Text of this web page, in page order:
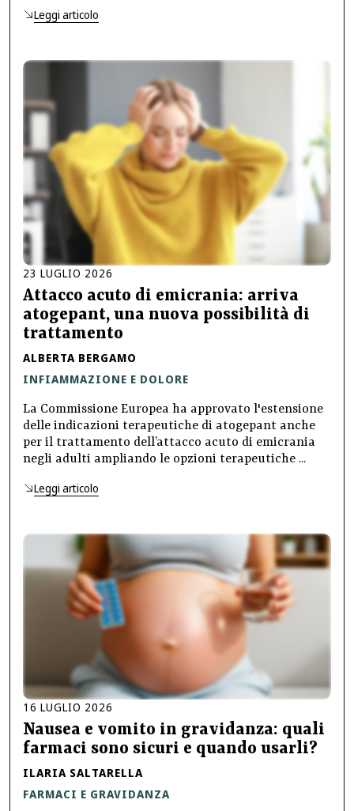
Leggi articolo
23 LUGLIO 2026
Attacco acuto di emicrania: arriva
atogepant, una nuova possibilità di
trattamento
ALBERTA BERGAMO
INFIAMMAZIONE E DOLORE
La Commissione Europea ha approvato l'estensione
delle indicazioni terapeutiche di atogepant anche
per il trattamento dell’attacco acuto di emicrania
negli adulti ampliando le opzioni terapeutiche ...
Leggi articolo
16 LUGLIO 2026
Nausea e vomito in gravidanza: quali
farmaci sono sicuri e quando usarli?
ILARIA SALTARELLA
FARMACI E GRAVIDANZA